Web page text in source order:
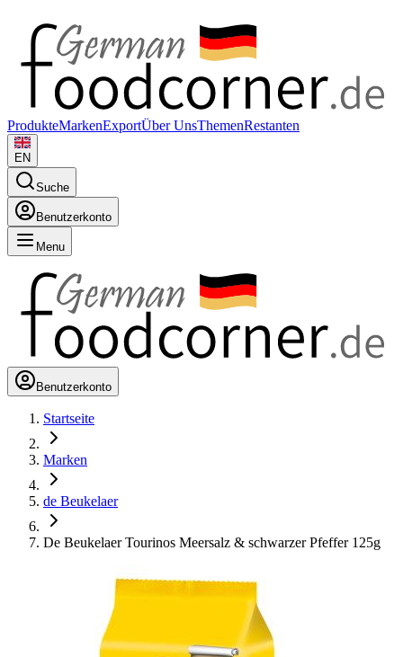
ProdukteMarkenExportÜber UnsThemenRestanten
EN
Suche
Benutzerkonto
Menu
Benutzerkonto
Startseite
Marken
de Beukelaer
De Beukelaer Tourinos Meersalz & schwarzer Pfeffer 125g